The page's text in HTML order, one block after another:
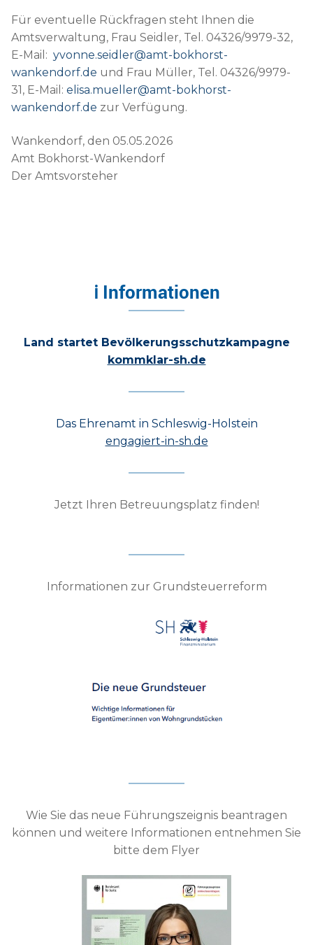
Für eventuelle Rückfragen steht Ihnen die
Amtsverwaltung, Frau Seidler, Tel. 04326/9979-32,
E-Mail: yvonne.seidler@amt-bokhorst-
wankendorf.de und Frau Müller, Tel. 04326/9979-
31, E-Mail: elisa.mueller@amt-bokhorst-
wankendorf.de zur Verfügung.
Wankendorf, den 05.05.2026
Amt Bokhorst-Wankendorf
Der Amtsvorsteher
ℹ Informationen
Land startet Bevölkerungsschutzkampagne
kommklar-sh.de
Das Ehrenamt in Schleswig-Holstein
engagiert-in-sh.de
Jetzt Ihren Betreuungsplatz finden!
Informationen zur Grundsteuerreform
Wie Sie das neue Führungszeignis beantragen
können und weitere Informationen entnehmen Sie
bitte dem Flyer